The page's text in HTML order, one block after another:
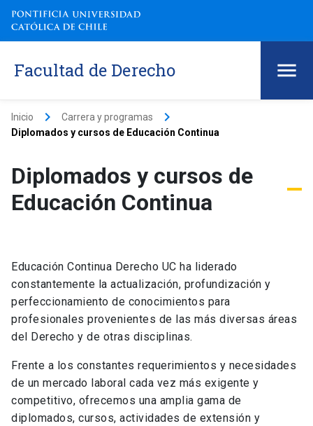
Facultad de Derecho
Inicio keyboard_arrow_right Carrera y programas keyboard_arrow_right
Diplomados y cursos de Educación Continua
Diplomados y cursos de
Educación Continua
Educación Continua Derecho UC ha liderado
constantemente la actualización, profundización y
perfeccionamiento de conocimientos para
profesionales provenientes de las más diversas áreas
del Derecho y de otras disciplinas.
Frente a los constantes requerimientos y necesidades
de un mercado laboral cada vez más exigente y
competitivo, ofrecemos una amplia gama de
diplomados, cursos, actividades de extensión y